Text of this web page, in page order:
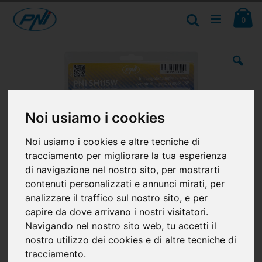
Noi usiamo i cookies
Noi usiamo i cookies e altre tecniche di
tracciamento per migliorare la tua esperienza
di navigazione nel nostro sito, per mostrarti
contenuti personalizzati e annunci mirati, per
analizzare il traffico sul nostro sito, e per
capire da dove arrivano i nostri visitatori.
Navigando nel nostro sito web, tu accetti il
nostro utilizzo dei cookies e di altre tecniche di
tracciamento.
Salta
al
contenuto
0
Cerca
galleria
immagini